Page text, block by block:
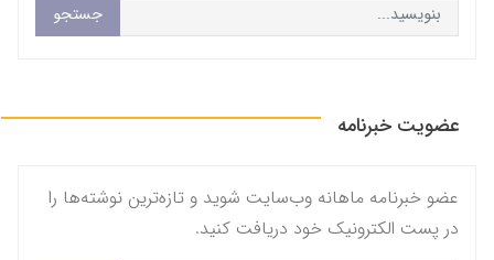
جستجو
عضویت خبرنامه
عضو خبرنامه ماهانه وب‌سایت شوید و تازه‌ترین نوشته‌ها را
در پست الکترونیک خود دریافت کنید.